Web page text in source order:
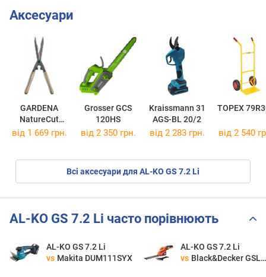
Аксесуари
GARDENA
NatureCut
12300-20
Grosser GCS
120HS
Kraissmann 31
AGS-BL 20/2
TOPEX
від 1 669 грн. від 2 350 грн. від 2 283 грн. від 2 540
Всі аксесуари для AL-KO GS 7.2 Li
AL-KO GS 7.2 Li часто порівнюють
AL-KO GS 7.2 Li
vs Makita DUM111SYX
AL-KO GS 7.2 Li
vs Black&Decker GSL700